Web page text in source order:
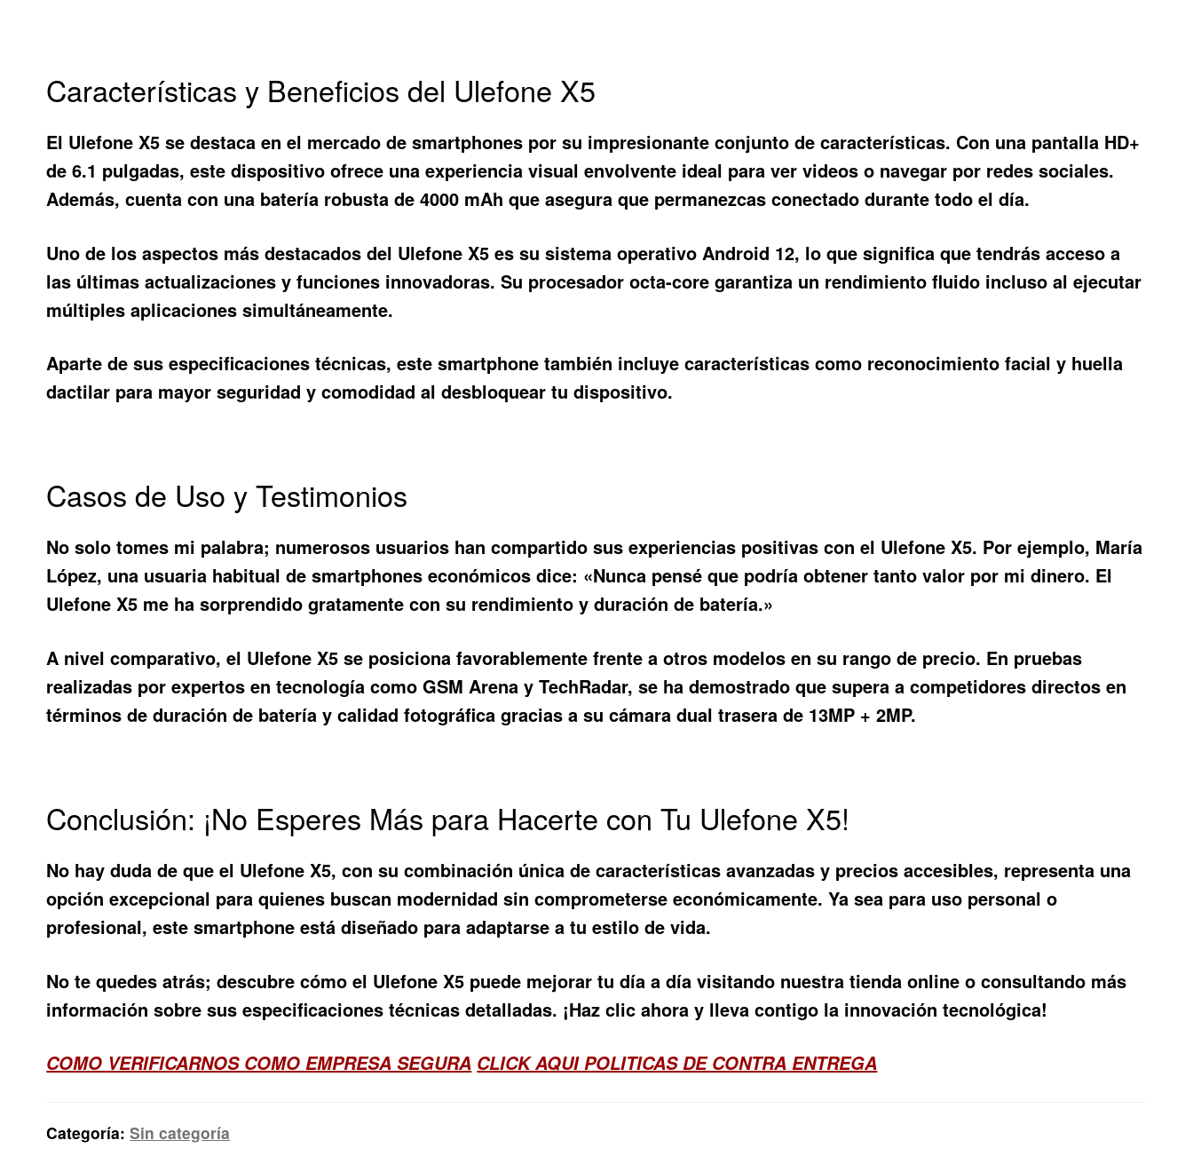
Características y Beneficios del Ulefone X5
El Ulefone X5 se destaca en el mercado de smartphones por su impresionante conjunto de características. Con una pantalla HD+
de 6.1 pulgadas, este dispositivo ofrece una experiencia visual envolvente ideal para ver videos o navegar por redes sociales.
Además, cuenta con una batería robusta de 4000 mAh que asegura que permanezcas conectado durante todo el día.
Uno de los aspectos más destacados del Ulefone X5 es su sistema operativo Android 12, lo que significa que tendrás acceso a
las últimas actualizaciones y funciones innovadoras. Su procesador octa-core garantiza un rendimiento fluido incluso al ejecutar
múltiples aplicaciones simultáneamente.
Aparte de sus especificaciones técnicas, este smartphone también incluye características como reconocimiento facial y huella
dactilar para mayor seguridad y comodidad al desbloquear tu dispositivo.
Casos de Uso y Testimonios
No solo tomes mi palabra; numerosos usuarios han compartido sus experiencias positivas con el Ulefone X5. Por ejemplo, María
López, una usuaria habitual de smartphones económicos dice: «Nunca pensé que podría obtener tanto valor por mi dinero. El
Ulefone X5 me ha sorprendido gratamente con su rendimiento y duración de batería.»
A nivel comparativo, el Ulefone X5 se posiciona favorablemente frente a otros modelos en su rango de precio. En pruebas
realizadas por expertos en tecnología como GSM Arena y TechRadar, se ha demostrado que supera a competidores directos en
términos de duración de batería y calidad fotográfica gracias a su cámara dual trasera de 13MP + 2MP.
Conclusión: ¡No Esperes Más para Hacerte con Tu Ulefone X5!
No hay duda de que el Ulefone X5, con su combinación única de características avanzadas y precios accesibles, representa una
opción excepcional para quienes buscan modernidad sin comprometerse económicamente. Ya sea para uso personal o
profesional, este smartphone está diseñado para adaptarse a tu estilo de vida.
No te quedes atrás; descubre cómo el Ulefone X5 puede mejorar tu día a día visitando nuestra tienda online o consultando más
información sobre sus especificaciones técnicas detalladas. ¡Haz clic ahora y lleva contigo la innovación tecnológica!
COMO VERIFICARNOS COMO EMPRESA SEGURA CLICK AQUI POLITICAS DE CONTRA ENTREGA
Categoría:Sin categoría